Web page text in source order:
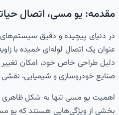
مقدمه: یو مسی، اتصال
در دنیای پیچیده و دقیق سیستم‌های
دلیل طراحی خاص خود، امکان تغییر
صنایع خودروسازی و شیمیایی، نقشی
اهمیت یو مسی تنها به شکل ظاهری
بخشی از ویژگی‌هایی هستند که یو